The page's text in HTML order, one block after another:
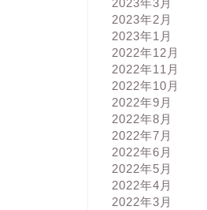
2023年3月
2023年2月
2023年1月
2022年12月
2022年11月
2022年10月
2022年9月
2022年8月
2022年7月
2022年6月
2022年5月
2022年4月
2022年3月